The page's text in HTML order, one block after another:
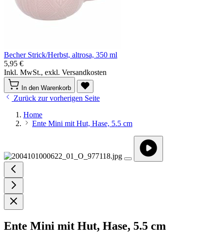
Becher Strick/Herbst, altrosa, 350 ml
5,95 €
Inkl. MwSt., exkl. Versandkosten
In den Warenkorb
Zurück zur vorherigen Seite
Home
Ente Mini mit Hut, Hase, 5.5 cm
Ente Mini mit Hut, Hase, 5.5 cm